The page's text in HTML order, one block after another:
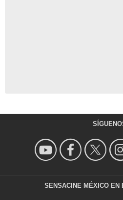
SENSACINE MÉXICO EN